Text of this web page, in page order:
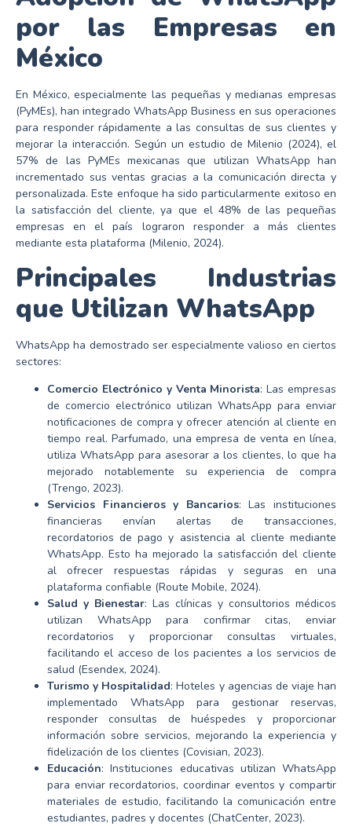
por las Empresas en
México
En México, especialmente las pequeñas y medianas empresas
(PyMEs), han integrado WhatsApp Business en sus operaciones
para responder rápidamente a las consultas de sus clientes y
mejorar la interacción. Según un estudio de Milenio (2024), el
57% de las PyMEs mexicanas que utilizan WhatsApp han
incrementado sus ventas gracias a la comunicación directa y
personalizada. Este enfoque ha sido particularmente exitoso en
la satisfacción del cliente, ya que el 48% de las pequeñas
empresas en el país lograron responder a más clientes
mediante esta plataforma (Milenio, 2024).
Principales Industrias
que Utilizan WhatsApp
WhatsApp ha demostrado ser especialmente valioso en ciertos
sectores:
Comercio Electrónico y Venta Minorista: Las empresas
de comercio electrónico utilizan WhatsApp para enviar
notificaciones de compra y ofrecer atención al cliente en
tiempo real. Parfumado, una empresa de venta en línea,
utiliza WhatsApp para asesorar a los clientes, lo que ha
mejorado notablemente su experiencia de compra
(Trengo, 2023).
Servicios Financieros y Bancarios: Las instituciones
financieras envían alertas de transacciones,
recordatorios de pago y asistencia al cliente mediante
WhatsApp. Esto ha mejorado la satisfacción del cliente
al ofrecer respuestas rápidas y seguras en una
plataforma confiable (Route Mobile, 2024).
Salud y Bienestar: Las clínicas y consultorios médicos
utilizan WhatsApp para confirmar citas, enviar
recordatorios y proporcionar consultas virtuales,
facilitando el acceso de los pacientes a los servicios de
salud (Esendex, 2024).
Turismo y Hospitalidad: Hoteles y agencias de viaje han
implementado WhatsApp para gestionar reservas,
responder consultas de huéspedes y proporcionar
información sobre servicios, mejorando la experiencia y
fidelización de los clientes (Covisian, 2023).
Educación: Instituciones educativas utilizan WhatsApp
para enviar recordatorios, coordinar eventos y compartir
materiales de estudio, facilitando la comunicación entre
estudiantes, padres y docentes (ChatCenter, 2023).